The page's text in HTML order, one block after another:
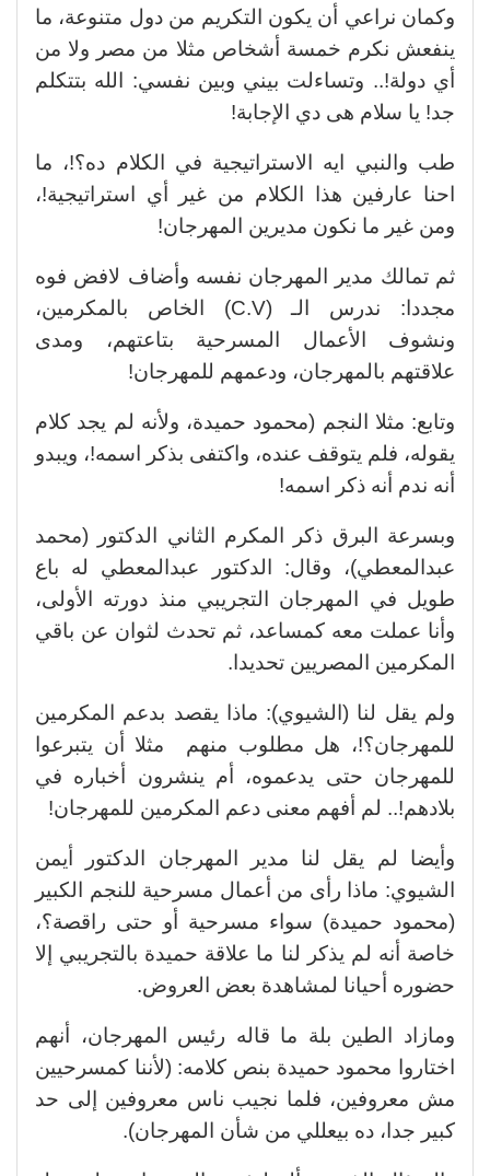
وكمان نراعي أن يكون التكريم من دول متنوعة، ما
ينفعش نكرم خمسة أشخاص مثلا من مصر ولا من
أي دولة!.. وتساءلت بيني وبين نفسي: الله بتتكلم
جد! يا سلام هى دي الإجابة!
طب والنبي ايه الاستراتيجية في الكلام ده؟!، ما
احنا عارفين هذا الكلام من غير أي استراتيجية!،
ومن غير ما نكون مديرين المهرجان!
ثم تمالك مدير المهرجان نفسه وأضاف لافض فوه
مجددا: ندرس الـ (C.V) الخاص بالمكرمين،
ونشوف الأعمال المسرحية بتاعتهم، ومدى
علاقتهم بالمهرجان، ودعمهم للمهرجان!
وتابع: مثلا النجم (محمود حميدة، ولأنه لم يجد كلام
يقوله، فلم يتوقف عنده، واكتفى بذكر اسمه!، ويبدو
أنه ندم أنه ذكر اسمه!
وبسرعة البرق ذكر المكرم الثاني الدكتور (محمد
عبدالمعطي)، وقال: الدكتور عبدالمعطي له باع
طويل في المهرجان التجريبي منذ دورته الأولى،
وأنا عملت معه كمساعد، ثم تحدث لثوان عن باقي
المكرمين المصريين تحديدا.
ولم يقل لنا (الشيوي): ماذا يقصد بدعم المكرمين
للمهرجان؟!، هل مطلوب منهم مثلا أن يتبرعوا
للمهرجان حتى يدعموه، أم ينشرون أخباره في
بلادهم!.. لم أفهم معنى دعم المكرمين للمهرجان!
وأيضا لم يقل لنا مدير المهرجان الدكتور أيمن
الشيوي: ماذا رأى من أعمال مسرحية للنجم الكبير
(محمود حميدة) سواء مسرحية أو حتى راقصة؟،
خاصة أنه لم يذكر لنا ما علاقة حميدة بالتجريبي إلا
حضوره أحيانا لمشاهدة بعض العروض.
ومازاد الطين بلة ما قاله رئيس المهرجان، أنهم
اختاروا محمود حميدة بنص كلامه: (لأننا كمسرحيين
مش معروفين، فلما نجيب ناس معروفين إلى حد
كبير جدا، ده بيعللي من شأن المهرجان).